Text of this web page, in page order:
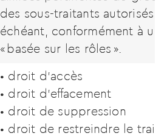
des sous-traitants autorisés,
échéant, conformément à
« basée sur les rôles ».
• droit d’accès
• droit d’effacement
• droit de suppression
• droit de restreindre le